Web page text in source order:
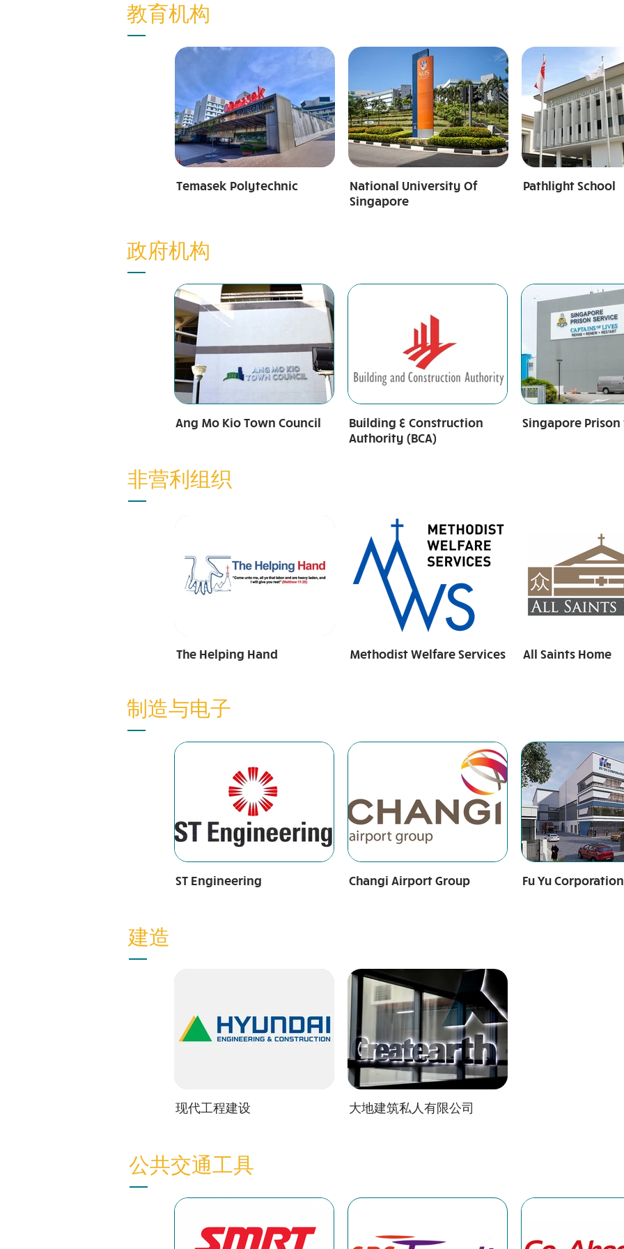
教育机构
Temasek Polytechnic
National University Of
Singapore
Pathlight School
政府机构
Ang Mo Kio Town Council
Building & Construction
Authority (BCA)
Singapore Prison
非营利组织
The Helping Hand Methodist Welfare Services All Saints Home
制造与电子
ST Engineering Changi Airport Group Fu Yu
建造
现代工程建设 大地建筑私人有限公司
公共交通工具